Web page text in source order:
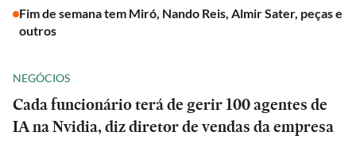
Fim de semana tem Miró, Nando Reis, Almir Sater, peças e
outros
NEGÓCIOS
Cada funcionário terá de gerir 100 agentes de
IA na Nvidia, diz diretor de vendas da empresa